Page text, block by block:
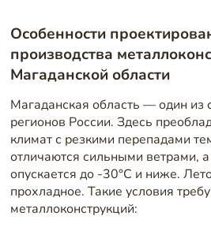
Особенности
производства
Магаданской области
Магаданская область — один
регионов России. Здесь
климат с резкими перепадами
отличаются сильными ветрами,
опускается до -30°C и ниже.
прохладное. Такие условия
металлоконструкций: